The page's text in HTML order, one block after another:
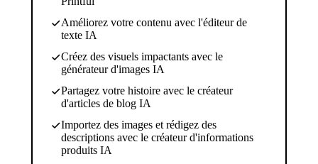
Améliorez votre contenu avec l'éditeur de
texte IA
Créez des visuels impactants avec le
générateur d'images IA
Partagez votre histoire avec le créateur
d'articles de blog IA
Importez des images et rédigez des
descriptions avec le créateur d'informations
produits IA